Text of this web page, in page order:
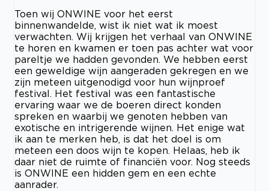
Toen wij ONWINE voor het eerst
binnenwandelde, wist ik niet wat ik moest
verwachten. Wij krijgen het verhaal van ONWINE
te horen en kwamen er toen pas achter wat voor
pareltje we hadden gevonden. We hebben eerst
een geweldige wijn aangeraden gekregen en we
zijn meteen uitgenodigd voor hun wijnproef
festival. Het festival was een fantastische
ervaring waar we de boeren direct konden
spreken en waarbij we genoten hebben van
exotische en intrigerende wijnen. Het enige wat
ik aan te merken heb, is dat het doel is om
meteen een doos wijn te kopen. Helaas, heb ik
daar niet de ruimte of financiën voor. Nog steeds
is ONWINE een hidden gem en een echte
aanrader.